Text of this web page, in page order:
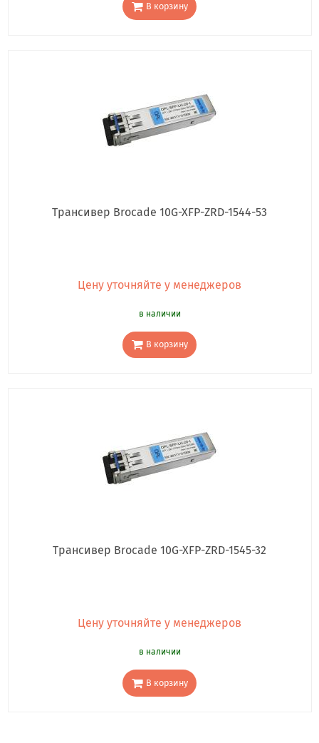
В корзину
Трансивер Brocade 10G-XFP-ZRD-1544-53
Цену уточняйте у менеджеров
в наличии
В корзину
Трансивер Brocade 10G-XFP-ZRD-1545-32
Цену уточняйте у менеджеров
в наличии
В корзину